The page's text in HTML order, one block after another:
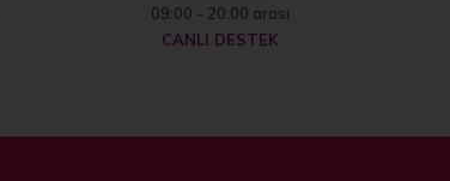
09:00 - 20:00 arası
CANLI DESTEK